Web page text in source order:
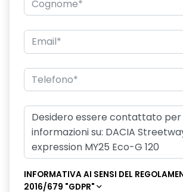
INFORMATIVA AI SENSI DEL
2016/679 "GDPR"